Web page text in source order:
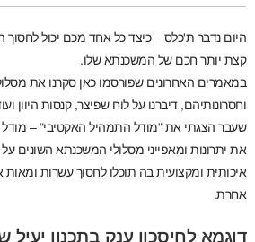
היום נדבר ת'כלס – כיצד כל אחד מכם יכול לחסוך
קצת יותר חכם של המשכנתא שלו.
במאמרים האחרונים שפורסמו כאן סקרנו את
וחסרונותיהם, דיברנו על לוח שפיצר, קנסות היוון
שעבר הצגתי את "מודל התמהיל האקטיבי" – מודל
את יתרונות ומאפייני מסלולי המשכנתא השונים
איכותית ומקצועית בה תוכלו לחסוך עשרות
אחרת.
דוגמא לחיסכון ענק בתכנון